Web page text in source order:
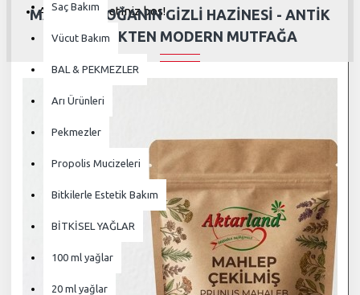
Alışveriş sepetiniz boş!
Saç Bakım
Vücut Bakım
BAL & PEKMEZLER
Arı Ürünleri
Pekmezler
Propolis Mucizeleri
Bitkilerle Estetik Bakım
BİTKİSEL YAĞLAR
100 ml yağlar
20 ml yağlar
MAHLEP: DOĞANIN GIZLI HAZINESI - ANTIK
BILGELIKTEN MODERN MUTFAĞA